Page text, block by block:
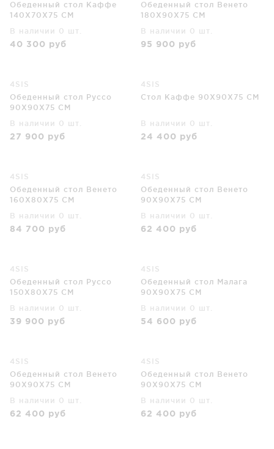
Обеденный стол Каффе
140X70X75 CM
В наличии 0 шт.
40 300 руб
Обеденный стол Венето
180X90X75 CM
В наличии 0 шт.
95 900 руб
4SIS
Обеденный стол Руссо
90X90X75 CM
В наличии 0 шт.
27 900 руб
4SIS
Cтол Каффе 90X90X75 CM
В наличии 0 шт.
24 400 руб
4SIS
Обеденный стол Венето
160X80X75 CM
В наличии 0 шт.
84 700 руб
4SIS
Обеденный стол Венето
90X90X75 CM
В наличии 0 шт.
62 400 руб
4SIS
Обеденный стол Руссо
150X80X75 CM
В наличии 0 шт.
39 900 руб
4SIS
Обеденный стол Малага
90X90X75 CM
В наличии 0 шт.
54 600 руб
4SIS
Обеденный стол Венето
90X90X75 CM
В наличии 0 шт.
62 400 руб
4SIS
Обеденный стол Венето
90X90X75 CM
В наличии 0 шт.
62 400 руб